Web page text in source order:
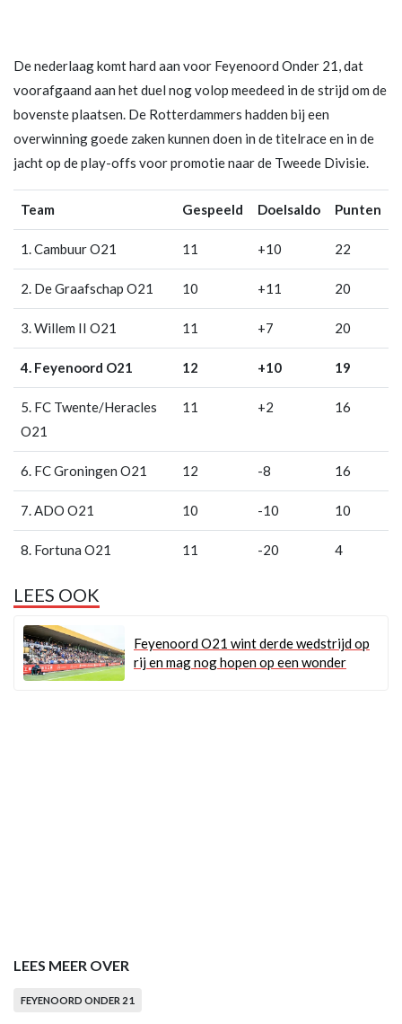
De nederlaag komt hard aan voor Feyenoord Onder 21, dat
voorafgaand aan het duel nog volop meedeed in de strijd om de
bovenste plaatsen. De Rotterdammers hadden bij een
overwinning goede zaken kunnen doen in de titelrace en in de
jacht op de play-offs voor promotie naar de Tweede Divisie.
Team Gespeeld Doelsaldo Punten
1. Cambuur O21 11 +10 22
2. De Graafschap O21 10 +11 20
3. Willem II O21 11 +7 20
4. Feyenoord O21 12 +10 19
5. FC Twente/Heracles
O21
11 +2 16
6. FC Groningen O21 12 -8 16
7. ADO O21 10 -10 10
8. Fortuna O21 11 -20 4
LEES OOK
Feyenoord O21 wint derde wedstrijd op
rij en mag nog hopen op een wonder
LEES MEER OVER
FEYENOORD ONDER 21